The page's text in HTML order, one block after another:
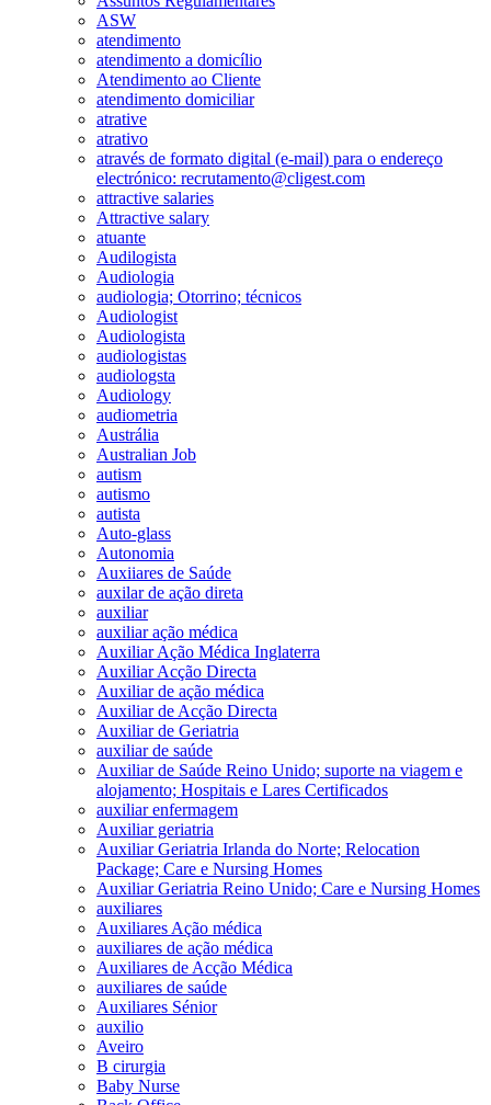
ASW
atendimento
atendimento a domicílio
Atendimento ao Cliente
atendimento domiciliar
atrative
atrativo
através de formato digital (e-mail) para o endereço
electrónico: recrutamento@cligest.com
attractive salaries
Attractive salary
atuante
Audilogista
Audiologia
audiologia; Otorrino; técnicos
Audiologist
Audiologista
audiologistas
audiologsta
Audiology
audiometria
Austrália
Australian Job
autism
autismo
autista
Auto-glass
Autonomia
Auxiiares de Saúde
auxilar de ação direta
auxiliar
auxiliar ação médica
Auxiliar Ação Médica Inglaterra
Auxiliar Acção Directa
Auxiliar de ação médica
Auxiliar de Acção Directa
Auxiliar de Geriatria
auxiliar de saúde
Auxiliar de Saúde Reino Unido; suporte na viagem e
alojamento; Hospitais e Lares Certificados
auxiliar enfermagem
Auxiliar geriatria
Auxiliar Geriatria Irlanda do Norte; Relocation
Package; Care e Nursing Homes
Auxiliar Geriatria Reino Unido; Care e Nursing Homes
auxiliares
Auxiliares Ação médica
auxiliares de ação médica
Auxiliares de Acção Médica
auxiliares de saúde
Auxiliares Sénior
auxilio
Aveiro
B cirurgia
Baby Nurse